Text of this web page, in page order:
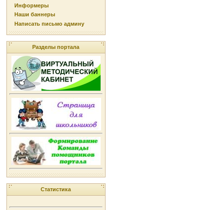
Информеры
Наши баннеры
Написать письмо админу
Разделы портала
Статистика